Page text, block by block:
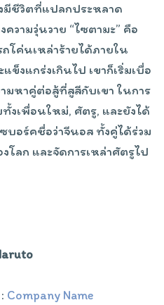
มีชีวิตที่แปลกประหลาด
วามวุ่นวาย “ไซตามะ” คือ
โค่นเหล่าร้ายได้ภายใน
ข็งแกร่งเกินไป เขาก็เริ่มเบื่อ
มหาคู่ต่อสู้ที่สูสีกับเขา ในการ
งเพื่อนใหม่, ศัตรู, และยังได้
อร์คชื่อว่าจีนอส ทั้งคู่ได้ร่วม
โลก และจัดการเหล่าศัตรูไป
Company Name